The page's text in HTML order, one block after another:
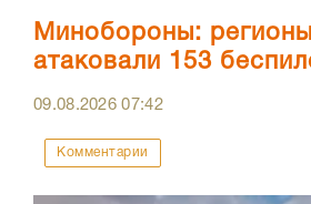
Минобороны:
атаковали 153
09.08.202607:42
Комментарии